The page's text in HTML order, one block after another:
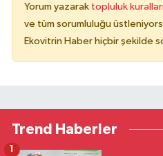
Yorum yazarak topluluk
ve tüm sorumluluğu
Ekovitrin Haber hiçbir şekilde
Trend Haberler
1